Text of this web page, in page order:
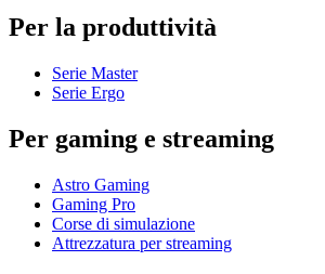
Per la produttività
Serie Master
Serie Ergo
Per gaming e streaming
Astro Gaming
Gaming Pro
Corse di simulazione
Attrezzatura per streaming